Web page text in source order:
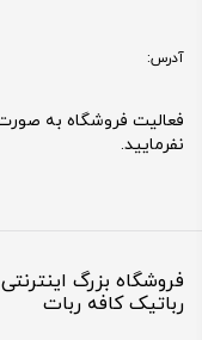
آدرس:
فعالیت فروشگاه به
نفرمایید.
فروشگاه بزرگ
رباتیک کافه ربات